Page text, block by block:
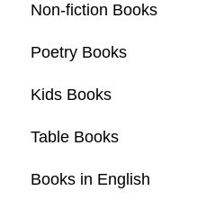
Non-fiction Books
Poetry Books
Kids Books
Table Books
Books in English